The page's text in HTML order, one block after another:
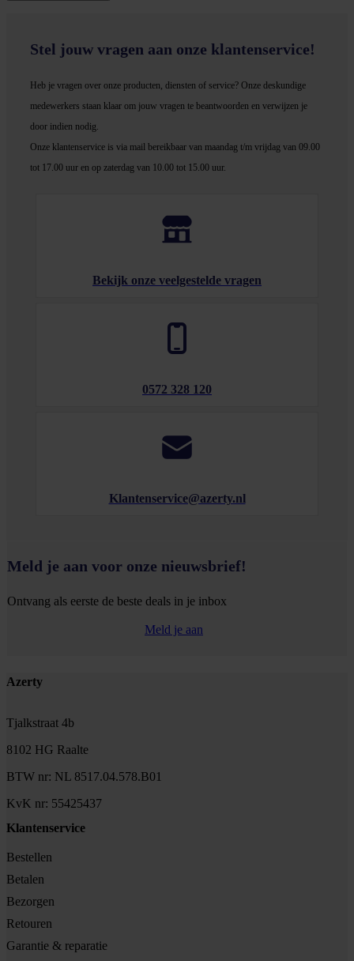
Stel jouw vragen aan onze klantenservice!
Heb je vragen over onze producten, diensten of service? Onze deskundige
medewerkers staan klaar om jouw vragen te beantwoorden en verwijzen je
door indien nodig.
Onze klantenservice is via mail bereikbaar van maandag t/m vrijdag van 09.00
tot 17.00 uur en op zaterdag van 10.00 tot 15.00 uur.
Bekijk onze veelgestelde vragen
0572 328 120
Klantenservice@azerty.nl
Meld je aan voor onze nieuwsbrief!
Ontvang als eerste de beste deals in je inbox
Meld je aan
Footer
Azerty
Tjalkstraat 4b
8102 HG Raalte
BTW nr: NL 8517.04.578.B01
KvK nr: 55425437
Klantenservice
Bestellen
Betalen
Bezorgen
Retouren
Garantie & reparatie